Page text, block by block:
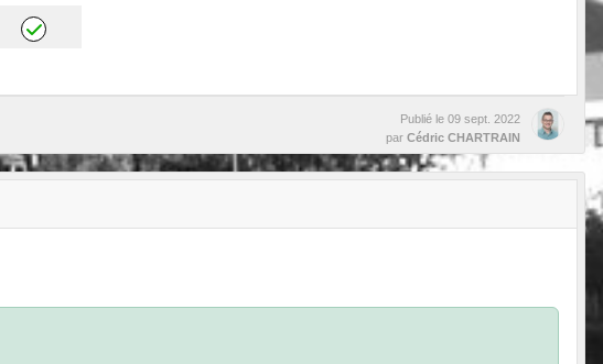
Publié le 09 sept. 2022
par Cédric CHARTRAIN